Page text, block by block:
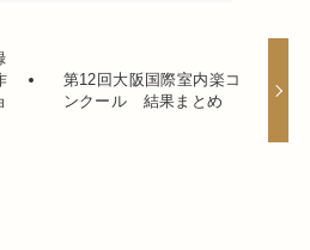
第12回大阪国際室内楽コ
ンクール 結果まとめ